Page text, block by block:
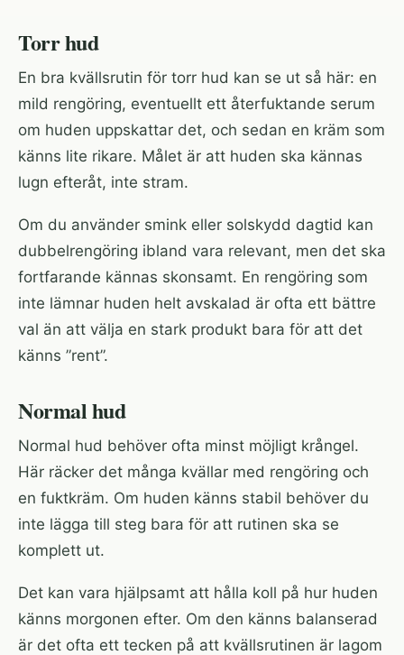
Torr hud
En bra kvällsrutin för torr hud kan se ut så här: en
mild rengöring, eventuellt ett återfuktande serum
om huden uppskattar det, och sedan en kräm som
känns lite rikare. Målet är att huden ska kännas
lugn efteråt, inte stram.
Om du använder smink eller solskydd dagtid kan
dubbelrengöring ibland vara relevant, men det ska
fortfarande kännas skonsamt. En rengöring som
inte lämnar huden helt avskalad är ofta ett bättre
val än att välja en stark produkt bara för att det
känns ”rent”.
Normal hud
Normal hud behöver ofta minst möjligt krångel.
Här räcker det många kvällar med rengöring och
en fuktkräm. Om huden känns stabil behöver du
inte lägga till steg bara för att rutinen ska se
komplett ut.
Det kan vara hjälpsamt att hålla koll på hur huden
känns morgonen efter. Om den känns balanserad
är det ofta ett tecken på att kvällsrutinen är lagom